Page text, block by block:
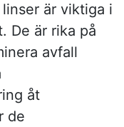
är viktiga i
De är rika på
avfall
åt
de